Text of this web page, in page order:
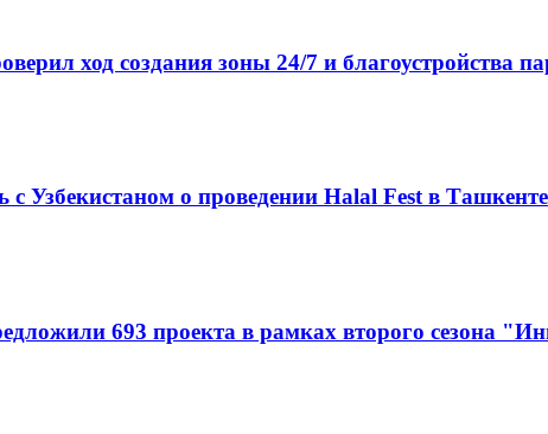
ход создания зоны 24/7 и благоустройства
с Узбекистаном о проведении Halal Fest в Ташкенте
693 проекта в рамках второго сезона